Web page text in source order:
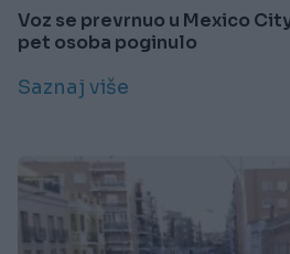
Voz se prevrnuo u Mexico
pet osoba poginulo
Saznaj više